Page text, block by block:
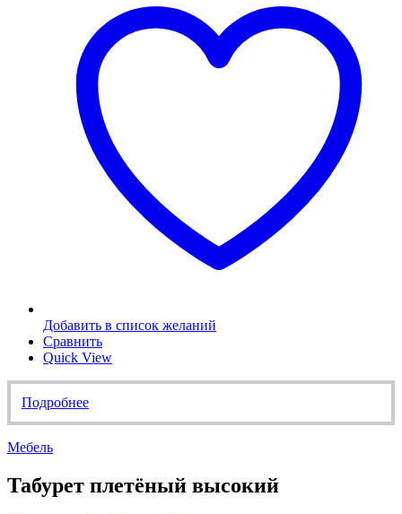
Добавить в список желаний
Сравнить
Quick View
Подробнее
Мебель
Табурет плетёный высокий